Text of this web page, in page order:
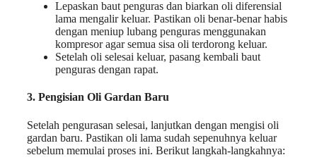
Lepaskan baut penguras dan biarkan oli diferensial
lama mengalir keluar. Pastikan oli benar-benar habis
dengan meniup lubang penguras menggunakan
kompresor agar semua sisa oli terdorong keluar.
Setelah oli selesai keluar, pasang kembali baut
penguras dengan rapat.
3. Pengisian Oli Gardan Baru
Setelah pengurasan selesai, lanjutkan dengan mengisi oli
gardan baru. Pastikan oli lama sudah sepenuhnya keluar
sebelum memulai proses ini. Berikut langkah-langkahnya: